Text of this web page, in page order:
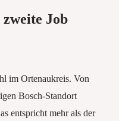
Job
im Ortenaukreis. Von
Bosch-Standort
entspricht mehr als der